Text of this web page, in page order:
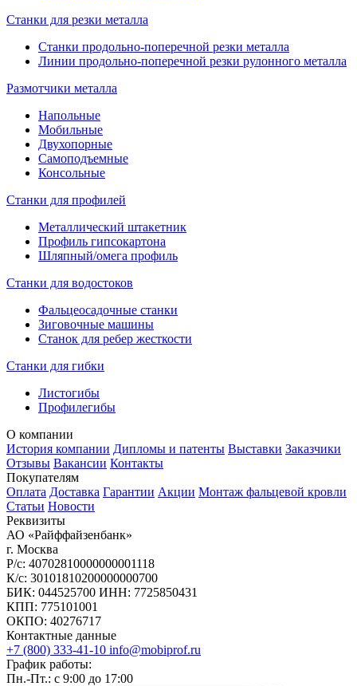
Станки для резки металла
Станки продольно-поперечной резки металла
Линии продольно-поперечной резки рулонного металла
Размотчики металла
Напольные
Мобильные
Двухопорные
Самоподъемные
Консольные
Станки для профилей
Металлический штакетник
Профиль гипсокартона
Шляпный/омега профиль
Станки для водостоков
Фальцеосадочные станки
Зиговочные машины
Станок для ребер жесткости
Станки для гибки
Листогибы
Профилегибы
О компании
История компании Дипломы и патенты Выставки Заказчики
Отзывы Вакансии Контакты
Покупателям
Оплата Доставка Гарантии Акции Монтаж фальцевой кровли
Статьи Новости
Реквизиты
АО «Райффайзенбанк»
г. Москва
Р/с: 40702810000000001118
К/с: 30101810200000000700
БИК: 044525700 ИНН: 7725850431
КПП: 775101001
ОКПО: 40276717
Контактные данные
+7 (800) 333-41-10 info@mobiprof.ru
График работы:
Пн.-Пт.: с 9:00 до 17:00